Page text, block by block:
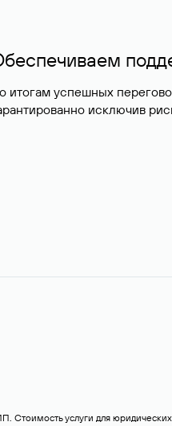
итогам успешных
исключив
Стоимость услуги для